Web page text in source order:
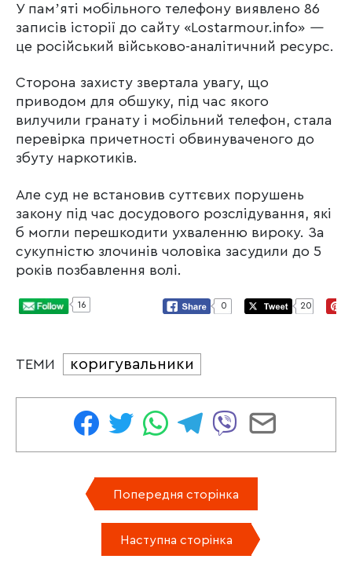
У памʼяті мобільного телефону виявлено 86
записів історії до сайту «Lostarmour.info» —
це російський військово-аналітичний ресурс.
Сторона захисту звертала увагу, що
приводом для обшуку, під час якого
вилучили гранату і мобільний телефон, стала
перевірка причетності обвинуваченого до
збуту наркотиків.
Але суд не встановив суттєвих порушень
закону під час досудового розслідування, які
б могли перешкодити ухваленню вироку. За
сукупністю злочинів чоловіка засудили до 5
років позбавлення волі.
16 0 20
ТЕМИ коригувальники
Попередня сторінка
Наступна сторінка